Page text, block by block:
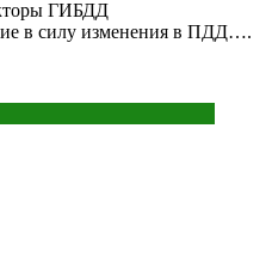
ГИБДД
в силу изменения в ПДД….